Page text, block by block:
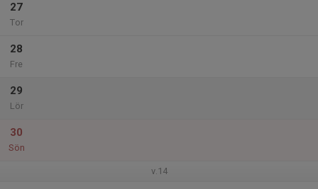
27
Tor
28
Fre
29
Lör
30
Sön
v.14